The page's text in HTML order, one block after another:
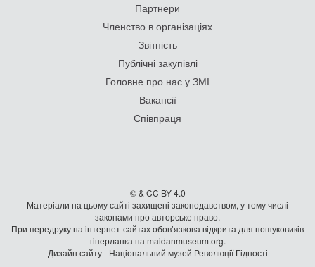
Партнери
Членство в організаціях
Звітність
Публічні закупівлі
Головне про нас у ЗМІ
Вакансії
Співпраця
© & CC BY 4.0
Матеріали на цьому сайті захищені законодавством, у тому числі
законами про авторське право.
При передруку на iнтернет-сайтах обов’язкова відкрита для пошуковиків
гiперланка на maidanmuseum.org.
Дизайн сайту - Національний музей Революції Гідності